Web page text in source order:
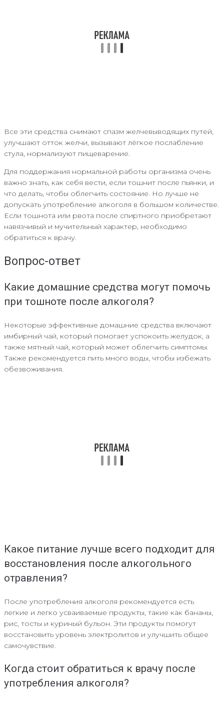
Все эти средства снимают спазм желчевыводящих путей,
улучшают отток желчи, вызывают лёгкое послабление
стула, нормализуют пищеварение.
Для поддержания нормальной работы организма очень
важно знать, как себя вести, если тошнит после пьянки, и
что делать, чтобы облегчить состояние. Но лучше не
допускать употребление алкоголя в большом количестве.
Если тошнота или рвота после спиртного приобретают
навязчивый и мучительный характер, необходимо
обратиться к врачу.
Вопрос-ответ
Какие домашние средства могут помочь
при тошноте после алкоголя?
Некоторые эффективные домашние средства включают
имбирный чай, который помогает успокоить желудок, а
также мятный чай, который может облегчить симптомы.
Также рекомендуется пить много воды, чтобы избежать
обезвоживания.
Какое питание лучше всего подходит для
восстановления после алкогольного
отравления?
После употребления алкоголя рекомендуется есть
легкие и легко усваиваемые продукты, такие как бананы,
рис, тосты и куриный бульон. Эти продукты помогут
восстановить уровень электролитов и улучшить общее
самочувствие.
Когда стоит обратиться к врачу после
употребления алкоголя?